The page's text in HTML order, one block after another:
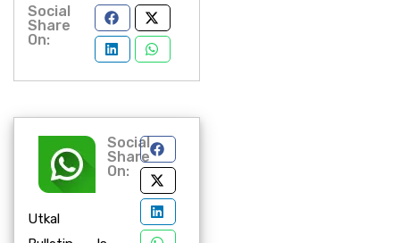
Social
Share
On:
Utkal
Social
Share
On: